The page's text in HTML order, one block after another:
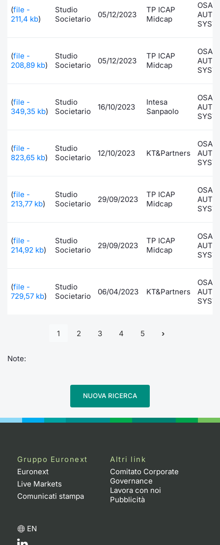
(file -
211,4 kb)
Studio
Societario
05/12/2023
TP ICAP
Midcap
OSAI
(file -
208,89 kb)
Studio
Societario
05/12/2023
TP ICAP
Midcap
OSAI
(file -
349,35 kb)
Studio
Societario
16/10/2023
Intesa
Sanpaolo
OSAI
(file -
823,65 kb)
Studio
Societario
12/10/2023 KT&Partners
OSAI
(file -
213,77 kb)
Studio
Societario
29/09/2023
TP ICAP
Midcap
OSAI
(file -
214,92 kb)
Studio
Societario
29/09/2023
TP ICAP
Midcap
OSAI
(file -
729,57 kb)
Studio
Societario
06/04/2023 KT&Partners
OSAI
1 2 3 4 5
Note:
NUOVA RICERCA
Gruppo Euronext
Euronext
Live Markets
Comunicati stampa
Altri link
Comitato Corporate
Governance
Lavora con noi
Pubblicità
EN